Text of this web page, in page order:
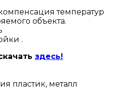
температур
объекта.
.
здесь!
пластик, металл